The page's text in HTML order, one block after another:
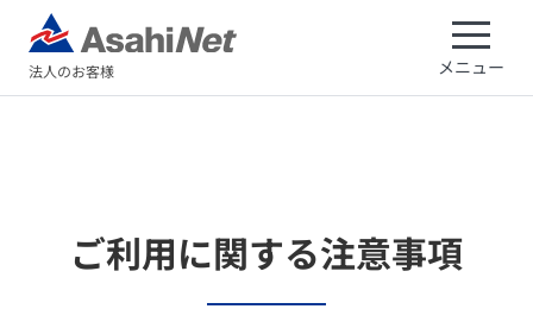
法人のお客様 メニュー
ご利用に関する注意事項